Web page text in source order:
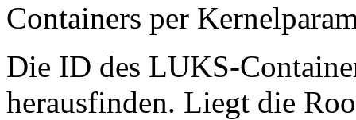
Containers per
Die ID des LUKS-
herausfinden. Liegt die